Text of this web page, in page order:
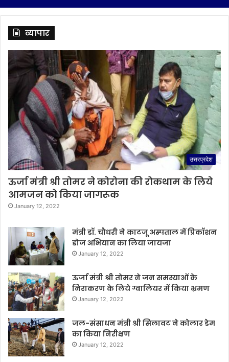
व्यापार
उत्तरप्रदेश
ऊर्जा मंत्री श्री तोमर ने कोरोना की रोकथाम के लिये
आमजन को किया जागरूक
January 12, 2022
मंत्री डॉ. चौधरी ने काटजू अस्पताल में प्रिकॉशन
डोज अभियान का लिया जायजा
January 12, 2022
ऊर्जा मंत्री श्री तोमर ने जन समस्याओं के
निराकरण के लिये ग्वालियर में किया भ्रमण
January 12, 2022
जल-संसाधन मंत्री श्री सिलावट ने कोलार डेम
का किया निरीक्षण
January 12, 2022